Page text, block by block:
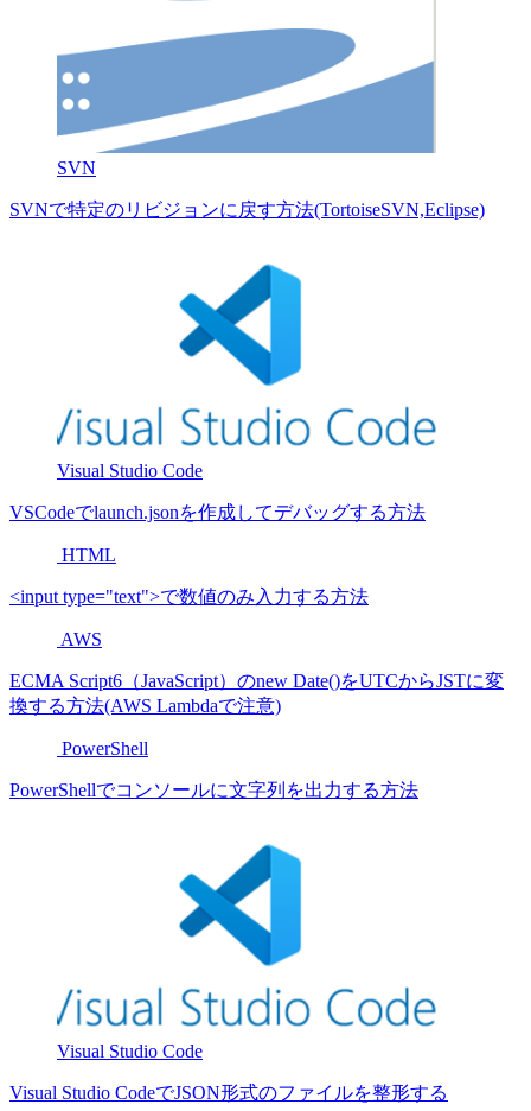
SVN
SVNで特定のリビジョンに戻す方法(TortoiseSVN,Eclipse)
Visual Studio Code
VSCodeでlaunch.jsonを作成してデバッグする方法
HTML
<input type="text">で数値のみ入力する方法
AWS
ECMA Script6（JavaScript）のnew Date()をUTCからJSTに変
換する方法(AWS Lambdaで注意)
PowerShell
PowerShellでコンソールに文字列を出力する方法
Visual Studio Code
Visual Studio CodeでJSON形式のファイルを整形する